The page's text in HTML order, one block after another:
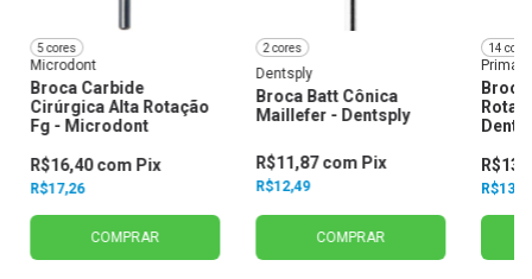
5 cores
Microdont
Broca Carbide
Cirúrgica Alta Rotação
Fg - Microdont
R$17,26
R$16,40com Pix
COMPRAR
2 cores
Dentsply
Broca Batt Cônica
Maillefer - Dentsply
R$12,49
R$11,87com Pix
COMPRAR
14
Prima
Dental